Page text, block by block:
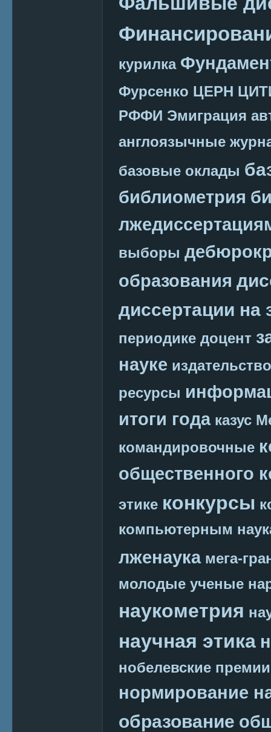
курилка
Фурсенко ЦЕРН
РФФИ Эмиграция
англоязычные
базовые оклады
библиометрия
выборы
образования
диссертации на
периодике доцент
науке издательство
ресурсы
итоги года казус
командировочные
общественного
этике конкурсы
компьютерным
лженаука мега-
молодые ученые
наукометрия
научная этика
нобелевские премии
нормирование
образование